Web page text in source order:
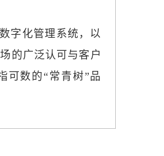
字化管理系统，以
的广泛认可与客户
可数的“常青树”品